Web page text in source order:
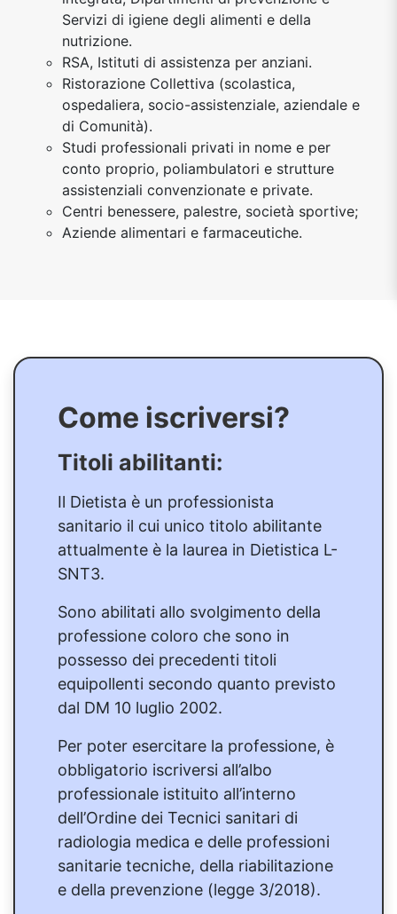
Servizi di igiene degli alimenti e della
nutrizione.
RSA, Istituti di assistenza per anziani.
Ristorazione Collettiva (scolastica,
ospedaliera, socio-assistenziale, aziendale e
di Comunità).
Studi professionali privati in nome e per
conto proprio, poliambulatori e strutture
assistenziali convenzionate e private.
Centri benessere, palestre, società sportive;
Aziende alimentari e farmaceutiche.
Come iscriversi?
Titoli abilitanti:
Il Dietista è un professionista
sanitario il cui unico titolo abilitante
attualmente è la laurea in Dietistica L-
SNT3.
Sono abilitati allo svolgimento della
professione coloro che sono in
possesso dei precedenti titoli
equipollenti secondo quanto previsto
dal DM 10 luglio 2002.
Per poter esercitare la professione, è
obbligatorio iscriversi all’albo
professionale istituito all’interno
dell’Ordine dei Tecnici sanitari di
radiologia medica e delle professioni
sanitarie tecniche, della riabilitazione
e della prevenzione (legge 3/2018).